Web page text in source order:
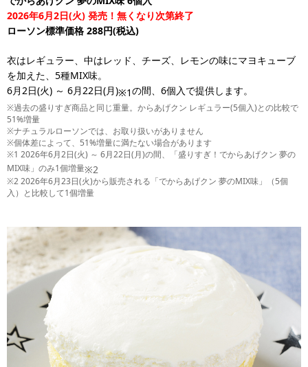
2026年6月2日(火) 発売！無くなり次第終了
ローソン標準価格 288円(税込)
衣はレギュラー、中はレッド、チーズ、レモンの味にマヨキューブ
を加えた、5種MIX味。
6月2日(火) ～ 6月22日(月)※1の間、6個入で提供します。
※過去の盛りすぎ商品と同じ重量。からあげクン レギュラー(5個入)との比較で
51%増量
※ナチュラルローソンでは、お取り扱いがありません
※個体差によって、51%増量に満たない場合があります
※1 2026年6月2日(火) ～ 6月22日(月)の間、「盛りすぎ！でからあげクン 夢の
MIX味」のみ1個増量※2
※2 2026年6月23日(火)から販売される「でからあげクン 夢のMIX味」（5個
入）と比較して1個増量